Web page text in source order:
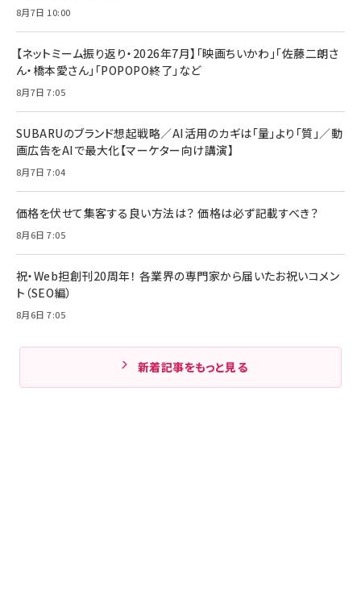
8月7日 10:00
【ネットミーム振り返り・2026年7月】「映画ちいかわ」「佐藤二朗さ
ん・橋本愛さん」「POPOPO終了」など
8月7日 7:05
SUBARUのブランド想起戦略／AI活用のカギは「量」より「質」／動
画広告をAIで最大化【マーケター向け講演】
8月7日 7:04
価格を伏せて集客する良い方法は？ 価格は必ず記載すべき？
8月6日 7:05
祝・Web担創刊20周年！ 各業界の専門家から届いたお祝いコメン
ト（SEO編）
8月6日 7:05
新着記事をもっと見る